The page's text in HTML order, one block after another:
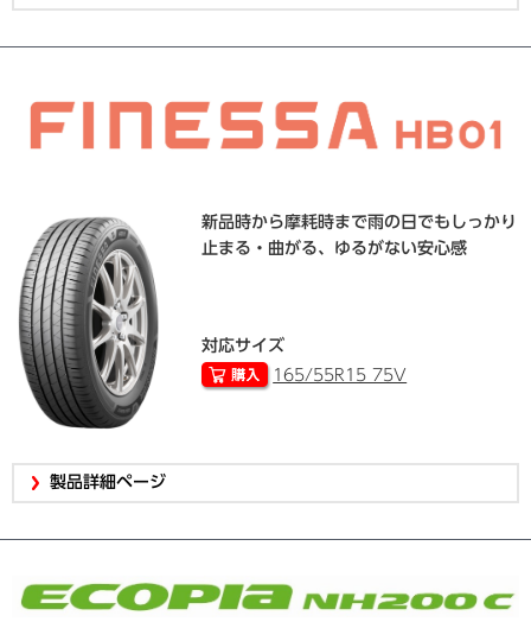
新品時から摩耗時まで雨の日でもしっかり
止まる・曲がる、ゆるがない安心感
対応サイズ
165/55R15 75V
製品詳細ページ